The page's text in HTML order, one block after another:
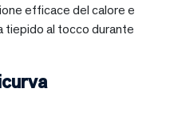
efficace del calore e
tiepido al tocco durante